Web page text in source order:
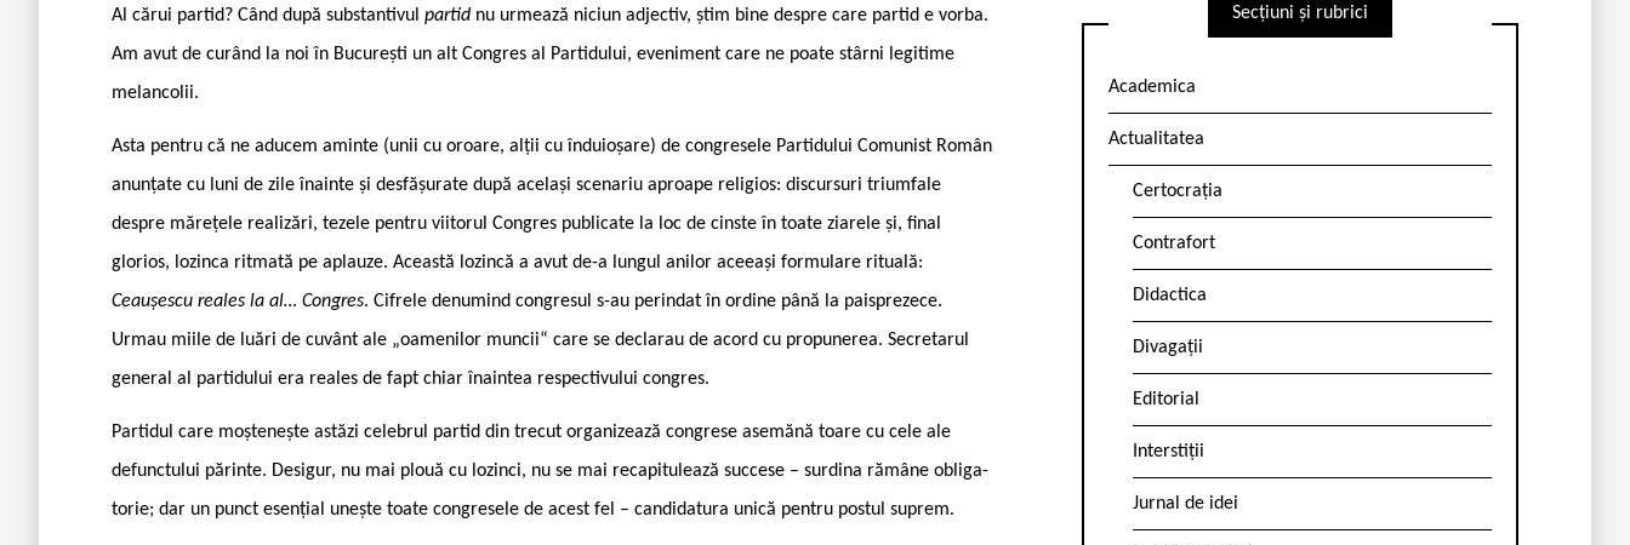
Al cărui partid? Când după substantivul partid nu urmează niciun adjectiv, știm bine despre care partid e vorba.
Am avut de curând la noi în Bucu­rești un alt Congres al Partidului, eveniment care ne poate stârni legitime
melancolii.
Asta pentru că ne aducem aminte (unii cu oroare, alții cu înduioșare) de congresele Partidului Comunist Român
anunțate cu luni de zile înainte și desfășurate după același scenariu aproape religios: discursuri triumfale
despre mărețele realizări, tezele pentru viitorul Con­gres publicate la loc de cinste în toate ziarele și, final
glorios, lozinca ritmată pe aplauze. Această lozincă a avut de-a lungul anilor aceeași formulare rituală:
Ceaușescu reales la al… Congres. Cifrele denumind congresul s-au perindat în ordine până la paisprezece.
Urmau miile de luări de cuvânt ale „oamenilor muncii“ care se declarau de acord cu propunerea. Secretarul
general al partidului era reales de fapt chiar înaintea respectivului congres.
Partidul care moștenește astăzi celebrul partid din trecut organizează congrese asemănă ­toare cu cele ale
defunctului pă­rinte. Desigur, nu mai plouă cu lozinci, nu se mai recapitulează succese – surdina rămâne obliga­
torie; dar un punct esențial unește toate congresele de acest fel – candi­datura unică pentru postul suprem.
Secțiuni și rubrici
Academica
Actualitatea
Certocrația
Contrafort
Didactica
Divagații
Editorial
Interstiții
Jurnal de idei